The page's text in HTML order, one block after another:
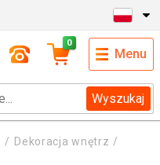
Wyszukaj
0
Menu
Dekoracja wnętrz